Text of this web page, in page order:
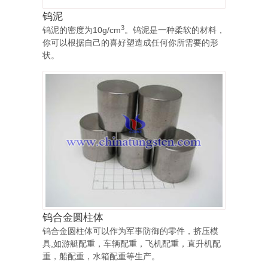
钨泥
钨泥的密度为10g/cm3。钨泥是一种柔软的材料，
你可以根据自己的喜好塑造成任何你所需要的形
状。
钨合金圆柱体
钨合金圆柱体可以作为军事防御的零件，挤压模
具,如游艇配重，车辆配重，飞机配重，直升机配
重，船配重，水箱配重等生产。